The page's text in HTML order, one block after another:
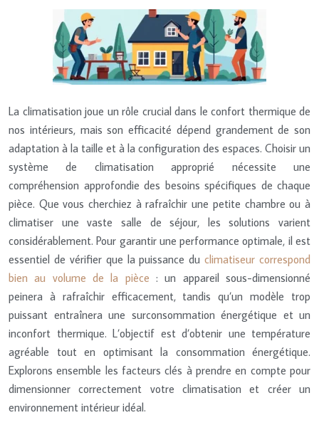
La climatisation joue un rôle crucial dans le confort thermique de
nos intérieurs, mais son efficacité dépend grandement de son
adaptation à la taille et à la configuration des espaces. Choisir un
système de climatisation approprié nécessite une
compréhension approfondie des besoins spécifiques de chaque
pièce. Que vous cherchiez à rafraîchir une petite chambre ou à
climatiser une vaste salle de séjour, les solutions varient
considérablement. Pour garantir une performance optimale, il est
essentiel de vérifier que la puissance duclimatiseur correspond
bien au volume de la pièce : un appareil sous-dimensionné
peinera à rafraîchir efficacement, tandis qu’un modèle trop
puissant entraînera une surconsommation énergétique et un
inconfort thermique. L’objectif est d’obtenir une température
agréable tout en optimisant la consommation énergétique.
Explorons ensemble les facteurs clés à prendre en compte pour
dimensionner correctement votre climatisation et créer un
environnement intérieur idéal.